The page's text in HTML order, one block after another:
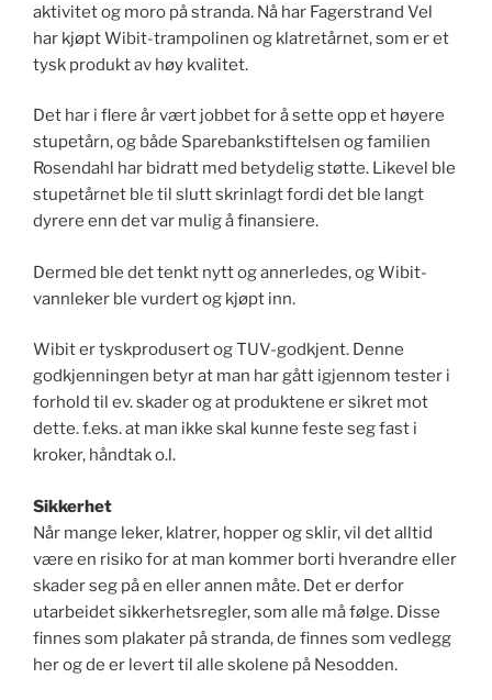
aktivitet og moro på stranda. Nå har Fagerstrand Vel
har kjøpt Wibit-trampolinen og klatretårnet, som er et
tysk produkt av høy kvalitet.
Det har i flere år vært jobbet for å sette opp et høyere
stupetårn, og både Sparebankstiftelsen og familien
Rosendahl har bidratt med betydelig støtte. Likevel ble
stupetårnet ble til slutt skrinlagt fordi det ble langt
dyrere enn det var mulig å finansiere.
Dermed ble det tenkt nytt og annerledes, og Wibit-
vannleker ble vurdert og kjøpt inn.
Wibit er tyskprodusert og TUV-godkjent. Denne
godkjenningen betyr at man har gått igjennom tester i
forhold til ev. skader og at produktene er sikret mot
dette. f.eks. at man ikke skal kunne feste seg fast i
kroker, håndtak o.l.
Sikkerhet
Når mange leker, klatrer, hopper og sklir, vil det alltid
være en risiko for at man kommer borti hverandre eller
skader seg på en eller annen måte. Det er derfor
utarbeidet sikkerhetsregler, som alle må følge. Disse
finnes som plakater på stranda, de finnes som vedlegg
her og de er levert til alle skolene på Nesodden.